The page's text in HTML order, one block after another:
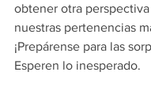
obtener otra
nuestras pertenencias
¡Prepárense para las
Esperen lo inesperado.